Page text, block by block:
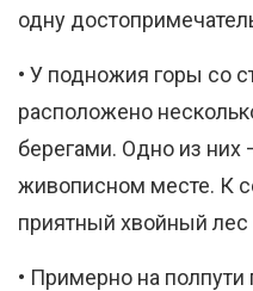
одну
• У подножия горы со
расположено
берегами. Одно из них
живописном месте. К
приятный хвойный
• Примерно на